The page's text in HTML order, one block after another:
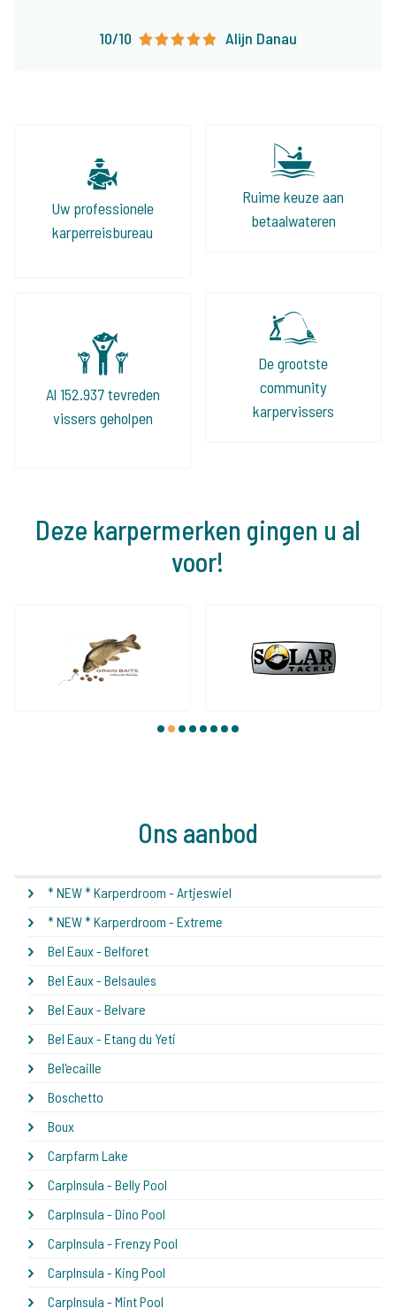
10/10 Alijn Danau
Uw professionele
karperreisbureau
Ruime keuze aan
betaalwateren
Al 152.937 tevreden
vissers geholpen
De grootste
community
karpervissers
Deze karpermerken gingen u al
voor!
1 2 3 4 5 6 7 8
Ons aanbod
* NEW * Karperdroom - Artjeswiel
* NEW * Karperdroom - Extreme
Bel Eaux - Belforet
Bel Eaux - Belsaules
Bel Eaux - Belvare
Bel Eaux - Etang du Yeti
Bel'ecaille
Boschetto
Boux
Carpfarm Lake
CarpInsula - Belly Pool
CarpInsula - Dino Pool
CarpInsula - Frenzy Pool
CarpInsula - King Pool
CarpInsula - Mint Pool